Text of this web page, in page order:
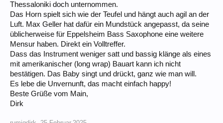
Thessaloniki doch unternommen.
Das Horn spielt sich wie der Teufel und hängt auch agil an der
Luft. Max Geller hat dafür ein Mundstück angepasst, da seine
üblicherweise für Eppelsheim Bass Saxophone eine weitere
Mensur haben. Direkt ein Volltreffer.
Dass das Instrument weniger satt und bassig klänge als eines
mit amerikanischer (long wrap) Bauart kann ich nicht
bestätigen. Das Baby singt und drückt, ganz wie man will.
Es lebe die Unvernunft, das macht einfach happy!
Beste Grüße vom Main,
Dirk